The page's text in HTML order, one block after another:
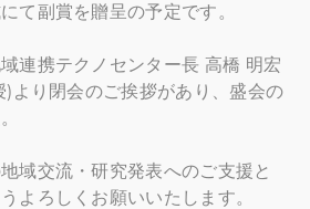
て副賞を贈呈の予定です。
連携テクノセンター長 高橋 明宏
)より閉会のご挨拶があり、盛会の
域交流・研究発表へのご支援と
よろしくお願いいたします。